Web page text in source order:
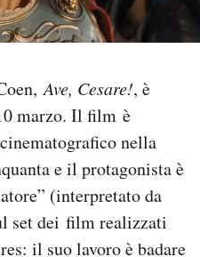
Ave, Cesare!, è
marzo. Il film è
nella
e il protagonista è
(interpretato da
set dei film realizzati
il suo lavoro è badare